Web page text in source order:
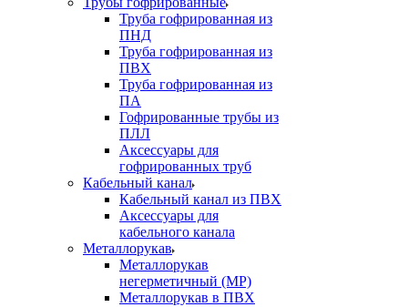
Труба гофрированная из
ПНД
Труба гофрированная из
ПВХ
Труба гофрированная из
ПА
Гофрированные трубы из
ПЛЛ
Аксессуары для
гофрированных труб
Кабельный канал
Кабельный канал из ПВХ
Аксессуары для
кабельного канала
Металлорукав
Металлорукав
негерметичный (МР)
Металлорукав в ПВХ